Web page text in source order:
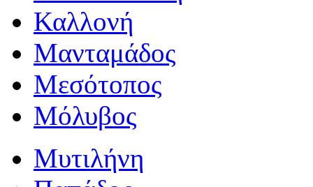
Καλλονή
Μανταμάδος
Μεσότοπος
Μόλυβος
Μυτιλήνη